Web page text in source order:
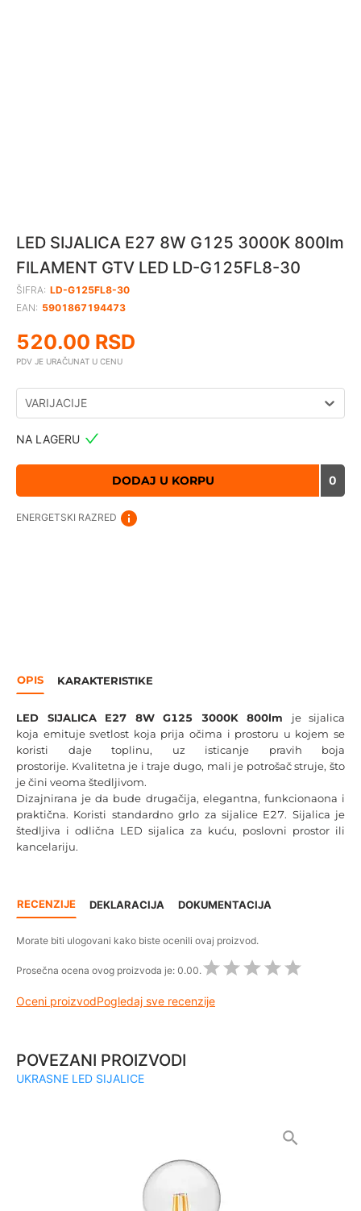
LED SIJALICA E27 8W G125 3000K 800lm
FILAMENT GTV LED LD-G125FL8-30
ŠIFRA: LD-G125FL8-30
EAN: 5901867194473
520.00 RSD
PDV JE URAČUNAT U CENU
VARIJACIJE
NA LAGERU
DODAJ U KORPU 0
ENERGETSKI RAZRED
OPIS KARAKTERISTIKE
LED SIJALICA E27 8W G125 3000K 800lm je sijalica
koja emituje svetlost koja prija očima i prostoru u kojem se
koristi daje toplinu, uz isticanje pravih boja
prostorije. Kvalitetna je i traje dugo, mali je potrošač struje, što
je čini veoma štedljivom.
Dizajnirana je da bude drugačija, elegantna, funkcionaona i
praktična. Koristi standardno grlo za sijalice E27. Sijalica je
štedljiva i odlična LED sijalica za kuću, poslovni prostor ili
kancelariju.
RECENZIJE DEKLARACIJA DOKUMENTACIJA
Morate biti ulogovani kako biste ocenili ovaj proizvod.
Prosečna ocena ovog proizvoda je: 0.00.
Oceni proizvodPogledaj sve recenzije
POVEZANI PROIZVODI
UKRASNE LED SIJALICE